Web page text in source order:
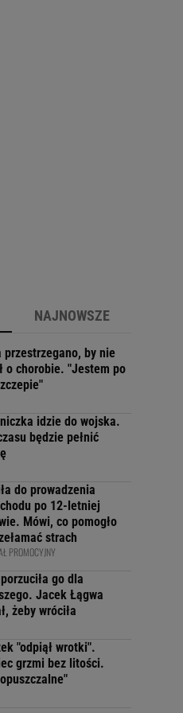
NAJNOWSZE
przestrzegano, by nie
o chorobie. "Jestem po
idzie do wojska.
będzie pełnić
do prowadzenia
po 12-letniej
Mówi, co pomogło
strach
PROMOCYJNY
go dla
Jacek Łągwa
żeby wróciła
"odpiął wrotki".
grzmi bez litości.